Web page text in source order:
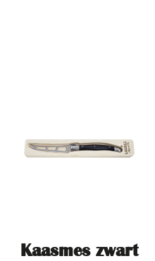
Kaasmes zwart